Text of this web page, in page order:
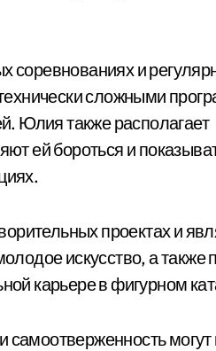
и
сложными
Юлия также располагает
ей бороться и
проектах и
искусство, а также
карьере в фигурном
самоотверженность